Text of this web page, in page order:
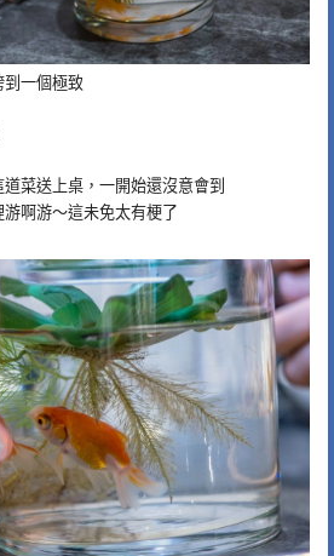
到一個極致
菜送上桌，一開始還沒意會到
啊游～這未免太有梗了